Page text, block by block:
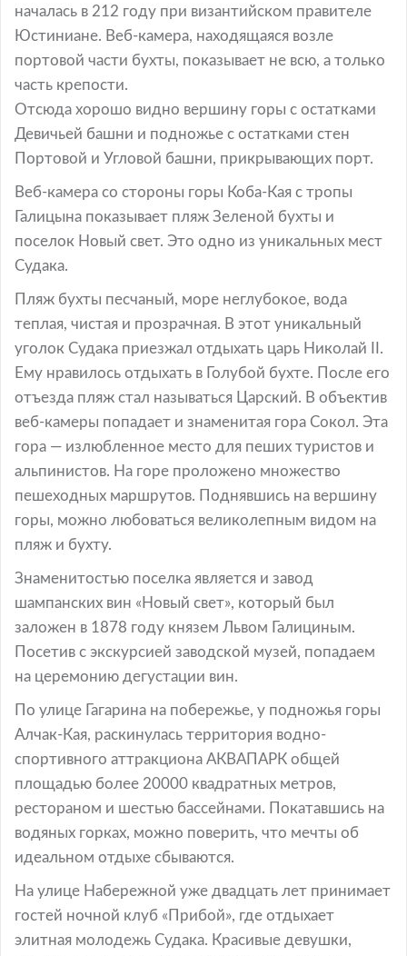
началась в 212 году при византийском правителе
Юстиниане. Веб-камера, находящаяся возле
портовой части бухты, показывает не всю, а только
часть крепости.
Отсюда хорошо видно вершину горы с остатками
Девичьей башни и подножье с остатками стен
Портовой и Угловой башни, прикрывающих порт.
Веб-камера со стороны горы Коба-Кая с тропы
Галицына показывает пляж Зеленой бухты и
поселок Новый свет. Это одно из уникальных мест
Судака.
Пляж бухты песчаный, море неглубокое, вода
теплая, чистая и прозрачная. В этот уникальный
уголок Судака приезжал отдыхать царь Николай II.
Ему нравилось отдыхать в Голубой бухте. После его
отъезда пляж стал называться Царский. В объектив
веб-камеры попадает и знаменитая гора Сокол. Эта
гора — излюбленное место для пеших туристов и
альпинистов. На горе проложено множество
пешеходных маршрутов. Поднявшись на вершину
горы, можно любоваться великолепным видом на
пляж и бухту.
Знаменитостью поселка является и завод
шампанских вин «Новый свет», который был
заложен в 1878 году князем Львом Галициным.
Посетив с экскурсией заводской музей, попадаем
на церемонию дегустации вин.
По улице Гагарина на побережье, у подножья горы
Алчак-Кая, раскинулась территория водно-
спортивного аттракциона АКВАПАРК общей
площадью более 20000 квадратных метров,
рестораном и шестью бассейнами. Покатавшись на
водяных горках, можно поверить, что мечты об
идеальном отдыхе сбываются.
На улице Набережной уже двадцать лет принимает
гостей ночной клуб «Прибой», где отдыхает
элитная молодежь Судака. Красивые девушки,